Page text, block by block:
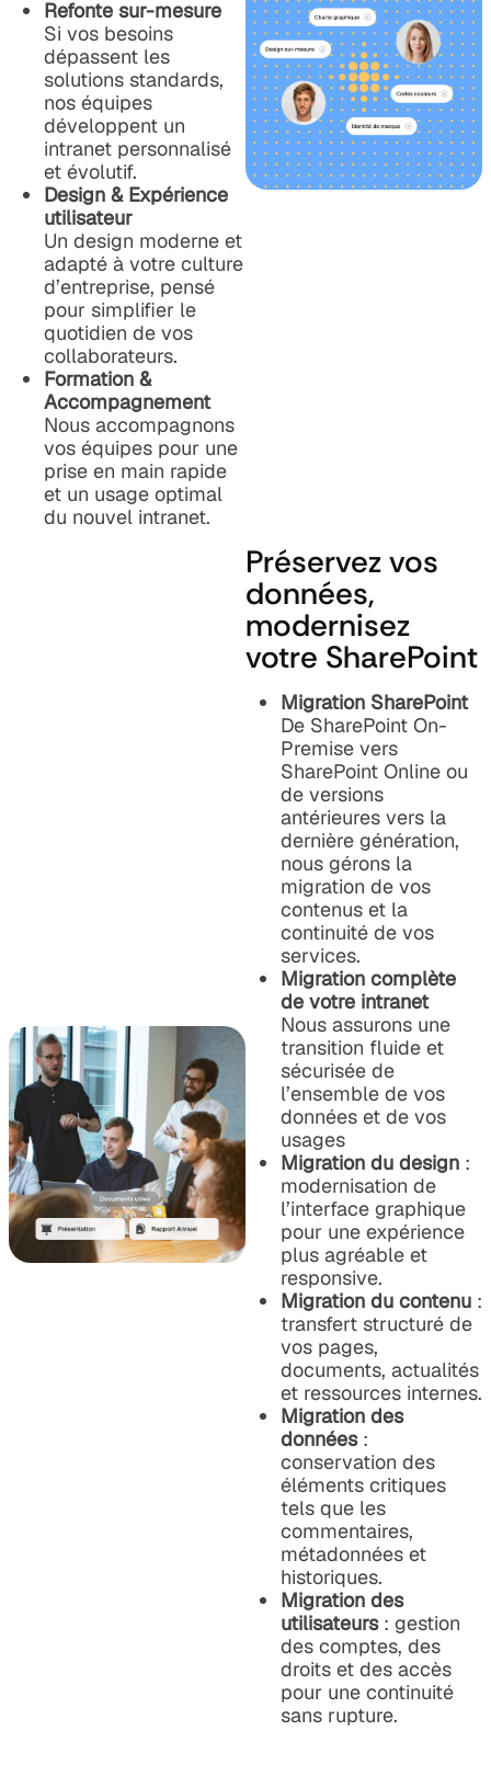
Refonte sur-mesure
Si vos besoins
dépassent les
solutions standards,
nos équipes
développent un
intranet personnalisé
et évolutif.
Design & Expérience
utilisateur
Un design moderne et
adapté à votre culture
d’entreprise, pensé
pour simplifier le
quotidien de vos
collaborateurs.
Formation &
Accompagnement
Nous accompagnons
vos équipes pour une
prise en main rapide
et un usage optimal
du nouvel intranet.
Préservez vos
données,
modernisez
votre SharePoint
Migration SharePoint
De SharePoint On-
Premise vers
SharePoint Online ou
de versions
antérieures vers la
dernière génération,
nous gérons la
migration de vos
contenus et la
continuité de vos
services.
Migration complète
de votre intranet
Nous assurons une
transition fluide et
sécurisée de
l’ensemble de vos
données et de vos
usages
Migration du design :
modernisation de
l’interface graphique
pour une expérience
plus agréable et
responsive.
Migration du contenu :
transfert structuré de
vos pages,
documents, actualités
et ressources internes.
Migration des
données:
conservation des
éléments critiques
tels que les
commentaires,
métadonnées et
historiques.
Migration des
utilisateurs: gestion
des comptes, des
droits et des accès
pour une continuité
sans rupture.